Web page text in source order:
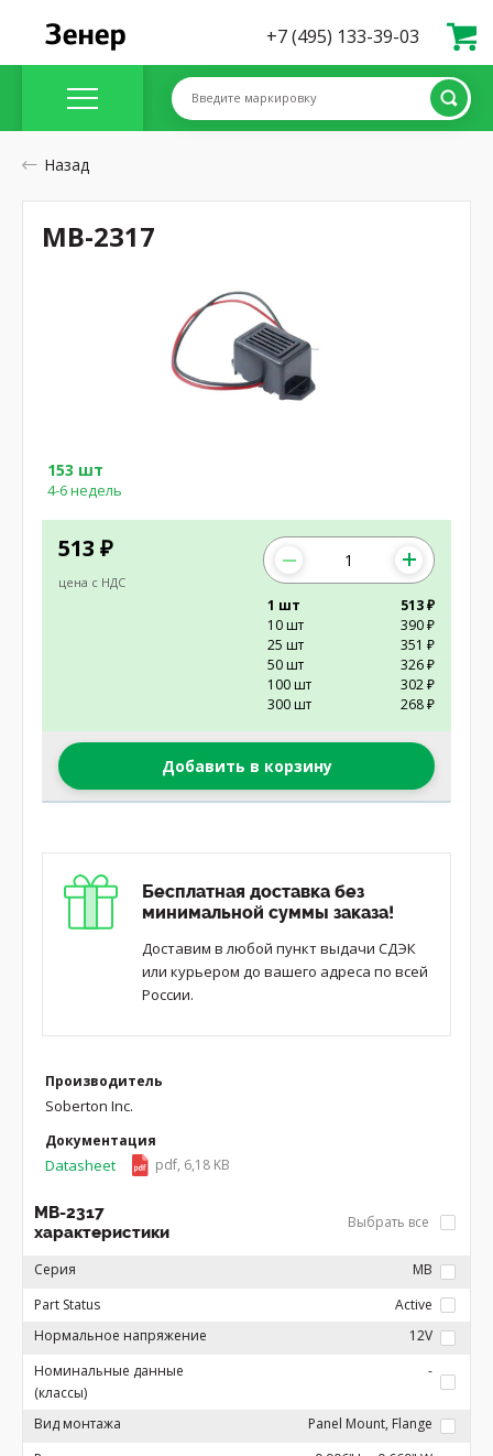
+7 (495) 133-39-03
Введите маркировку
Назад
513 ₽
цена с НДС
153 шт
4-6 недель
1 шт
513 ₽
10 шт
390 ₽
25 шт
351 ₽
50 шт
326 ₽
100 шт
302 ₽
300 шт
268 ₽
Добавить в корзину
Бесплатная доставка без
минимальной суммы заказа!
Доставим в любой пункт выдачи СДЭК
или курьером до вашего адреса по всей
России.
Производитель
Soberton Inc.
Документация
Datasheet pdf, 6,18 KB
MB-2317
характеристики
Выбрать все
Серия
MB
Part Status
Active
Нормальное напряжение
12V
Номинальные данные
(классы)
-
Вид монтажа
Panel Mount, Flange
MB-2317